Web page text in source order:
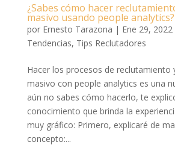
¿Sabes cómo hacer
masivo usando people analytics?
por Ernesto Tarazona | Ene 29, 2022
Tendencias, Tips Reclutadores
Hacer los procesos de reclutamiento
masivo con people analytics es una
aún no sabes cómo hacerlo, te
conocimiento que brinda la
muy gráfico: Primero, explicaré de
concepto:...